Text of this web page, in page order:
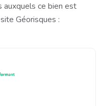
auxquels ce bien est
Géorisques :